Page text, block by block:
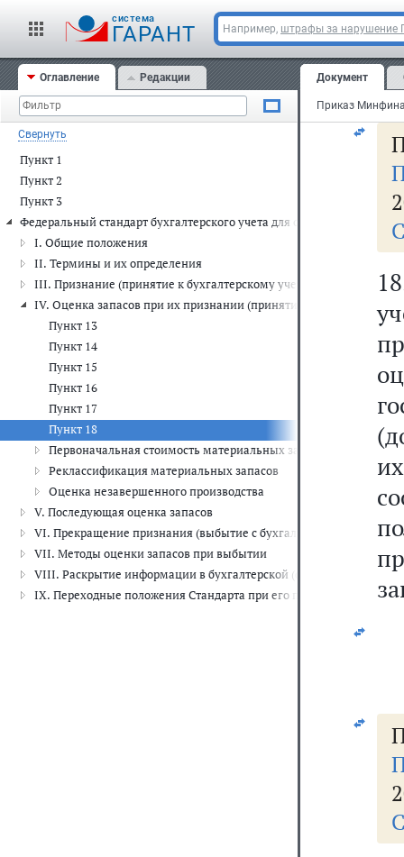
cистема
ГАРАНТ Например, штрафы за нарушение
Оглавление Редакции
Свернуть
Пункт 1
Пункт 2
Пункт 3
Федеральный стандарт бухгалтерского учета для организаций
I. Общие положения
II. Термины и их определения
III. Признание (принятие к бухгалтерскому учету) запасов
IV. Оценка запасов при их признании (принятии к
Пункт 13
Пункт 14
Пункт 15
Пункт 16
Пункт 17
Пункт 18
Первоначальная стоимость материальных запасов
Реклассификация материальных запасов
Оценка незавершенного производства
V. Последующая оценка запасов
VI. Прекращение признания (выбытие с бухгалтерского учета)
VII. Методы оценки запасов при выбытии
VIII. Раскрытие информации в бухгалтерской (финансовой)
IX. Переходные положения Стандарта при его первом
Документ